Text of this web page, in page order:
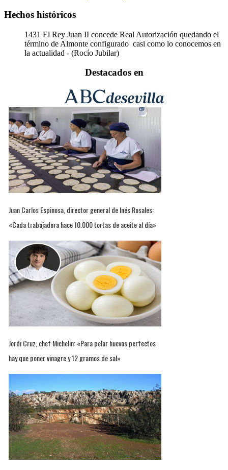
Hechos históricos
1431 El Rey Juan II concede Real Autorización quedando el
término de Almonte configurado casi como lo conocemos en
la actualidad - (Rocío Jubilar)
Destacados en
Juan Carlos Espinosa, director general de Inés Rosales:
«Cada trabajadora hace 10.000 tortas de aceite al día»
Jordi Cruz, chef Michelin: «Para pelar huevos perfectos
hay que poner vinagre y 12 gramos de sal»